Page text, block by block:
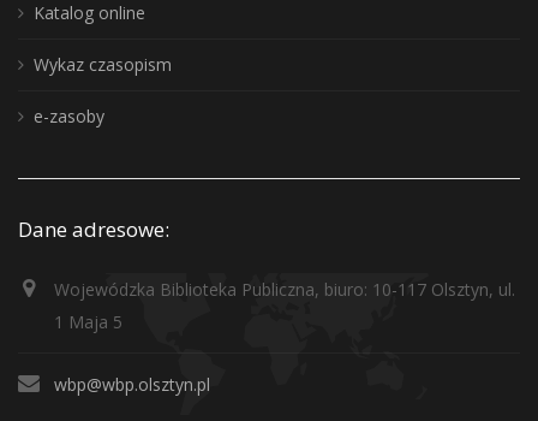
Katalog online
Wykaz czasopism
e-zasoby
Dane adresowe:
Wojewódzka Biblioteka Publiczna, biuro: 10-117 Olsztyn, ul.
1 Maja 5
wbp@wbp.olsztyn.pl